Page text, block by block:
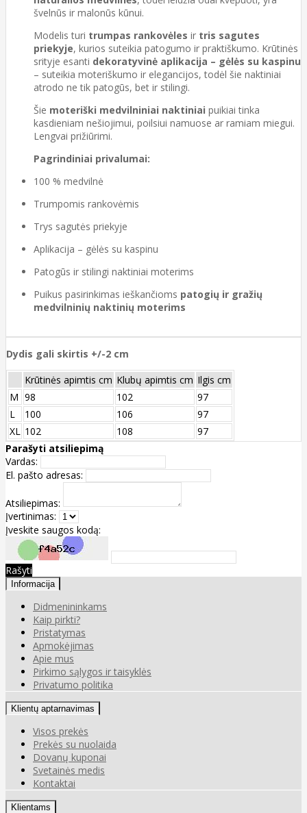
švelnūs ir malonūs kūnui.
Modelis turi trumpas rankovėles ir tris sagutes
priekyje, kurios suteikia patogumo ir praktiškumo. Krūtinės
srityje esanti dekoratyvinė aplikacija – gėlės su kaspinu
– suteikia moteriškumo ir elegancijos, todėl šie naktiniai
atrodo ne tik patogūs, bet ir stilingi.
Šie moteriški medvilniniai naktiniai puikiai tinka
kasdieniam nešiojimui, poilsiui namuose ar ramiam miegui.
Lengvai prižiūrimi.
Pagrindiniai privalumai:
100 % medvilnė
Trumpomis rankovėmis
Trys sagutės priekyje
Aplikacija – gėlės su kaspinu
Patogūs ir stilingi naktiniai moterims
Puikus pasirinkimas ieškančioms patogių ir gražių
medvilninių naktinių moterims
Dydis gali skirtis +/-2 cm
Krūtinės apimtis cm Klubų apimtis cm Ilgis cm
M 98 102
97
L
100 106
97
XL 102 108
97
Parašyti atsiliepimą
Vardas:
El. pašto adresas:
Atsiliepimas:
Įvertinimas:
Įveskite saugos kodą:
Rašyti
Informacija
Didmenininkams
Kaip pirkti?
Pristatymas
Apmokėjimas
Apie mus
Pirkimo sąlygos ir taisyklės
Privatumo politika
Klientų aptarnavimas
Visos prekės
Prekės su nuolaida
Dovanų kuponai
Svetainės medis
Kontaktai
Klientams